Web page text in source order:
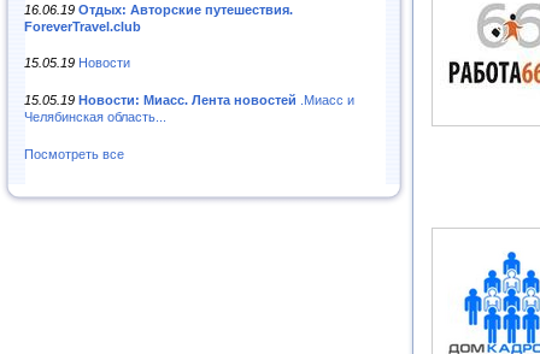
16.06.19 Отдых: Авторские путешествия.
ForeverTravel.club
15.05.19 Новости
15.05.19 Новости: Миасс. Лента новостей .Миасс и
Челябинская область...
Посмотреть все